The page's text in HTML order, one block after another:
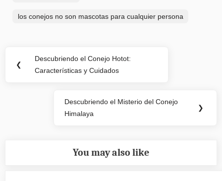
los conejos no son mascotas para cualquier persona
Navegación
de❮
Previous
Post:
Descubriendo el Conejo Hotot:
Características y Cuidados
Next
Post:
Descubriendo el Misterio del Conejo
Himalaya
❯
You may also like